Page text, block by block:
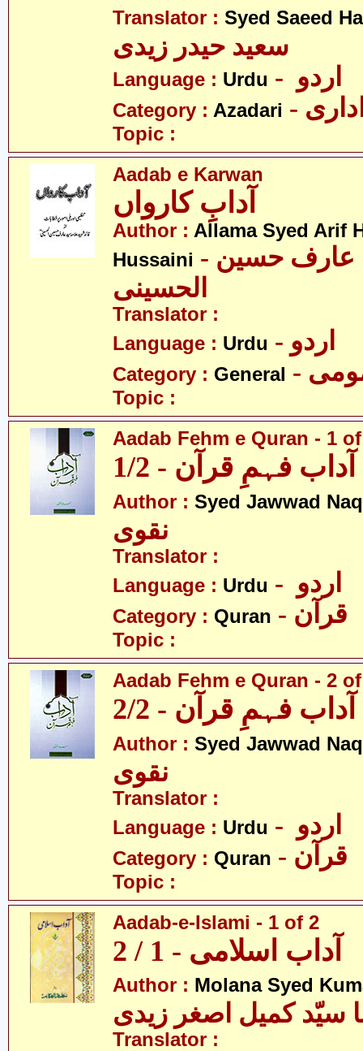
Translator : Syed Saeed
Language : Urdu
Category : Azadari
Topic :
Aadab e Karwan
آدابِ کارواں
Author : Allama Syed Arif
Hussaini - علامہ سید عارف حسین
الحسینی
Translator :
Language : Urdu - اردو
Category : General
Topic :
Aadab Fehm e Quran - 1
آداب فہمِ قرآن - 1/2
Author : Syed Jawwad
نقوی
Translator :
Language : Urdu
Category : Quran - قرآن
Topic :
Aadab Fehm e Quran - 2
آداب فہمِ قرآن - 2/2
Author : Syed Jawwad
نقوی
Translator :
Language : Urdu
Category : Quran - قرآن
Topic :
Aadab-e-Islami - 1 of 2
آداب اسلامی - 1 / 2
Author : Molana Syed
سیّد کمیل اصغر زیدی
Translator :